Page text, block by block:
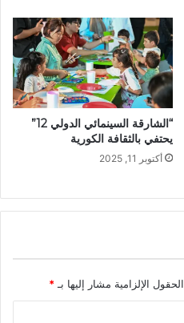
“الشارقة السينمائي الدولي 12”
يحتفي بالثقافة الكورية
أكتوبر 11, 2025
الحقول الإلزامية مشار إليها بـ *